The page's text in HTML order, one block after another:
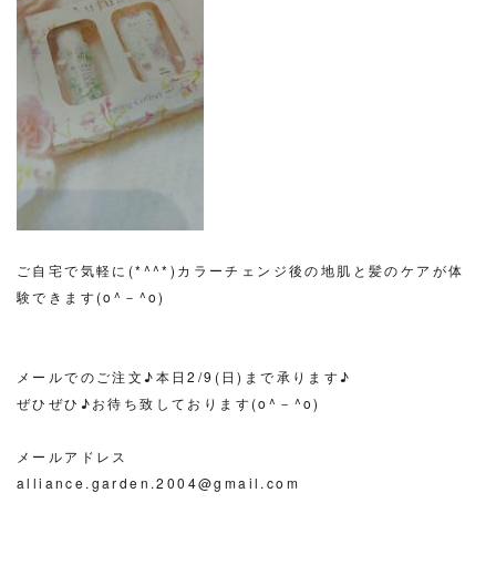
ご自宅で気軽に(*^^*)カラーチェンジ後の地肌と髪のケアが体
験できます(o^－^o)
メールでのご注文♪本日2/9(日)まで承ります♪
ぜひぜひ♪お待ち致しております(o^－^o)
メールアドレス
alliance.garden.2004@gmail.com